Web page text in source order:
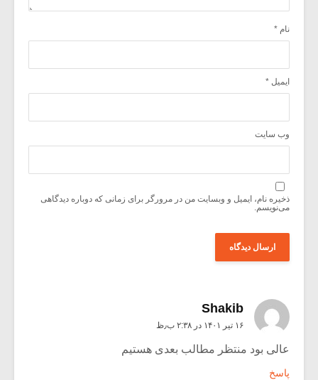
نام *
ایمیل *
وب‌ سایت
ذخیره نام، ایمیل و وبسایت من در مرورگر برای زمانی که دوباره دیدگاهی
می‌نویسم.
Shakib
۱۶ تیر ۱۴۰۱ در ۲:۳۸ ب٫ظ
عالی بود منتظر مطالب بعدی هستیم
پاسخ